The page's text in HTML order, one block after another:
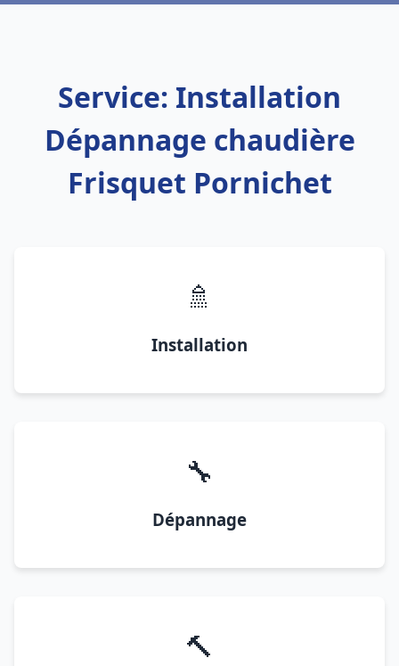
Service: Installation
Dépannage chaudière
Frisquet Pornichet
🚿
Installation
🔧
Dépannage
🔨